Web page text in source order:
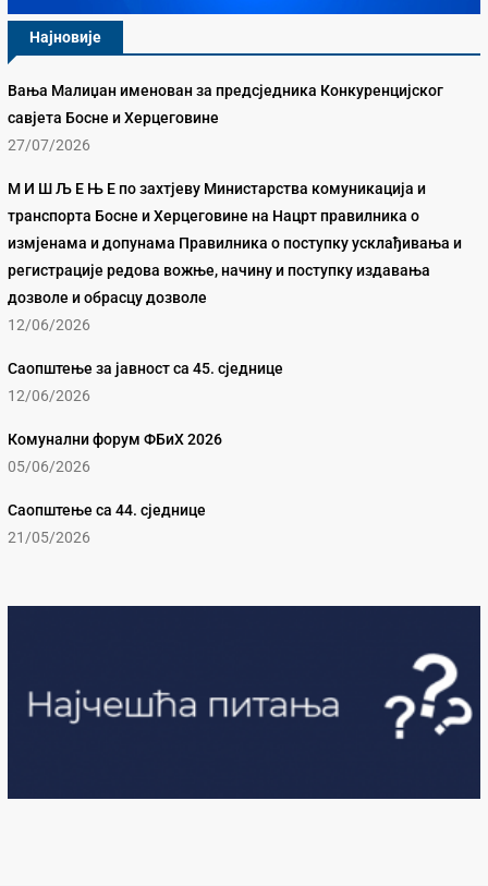
Најновије
Вања Малиџан именован за предсједника Конкуренцијског
савјета Босне и Херцеговине
27/07/2026
М И Ш Љ Е Њ Е по захтјеву Министарства комуникација и
транспорта Босне и Херцеговине на Нацрт правилника о
измјенама и допунама Правилника о поступку усклађивања и
регистрације редова вожње, начину и поступку издавања
дозволе и обрасцу дозволе
12/06/2026
Саопштење за јавност са 45. сједнице
12/06/2026
Комунални форум ФБиХ 2026
05/06/2026
Саопштење са 44. сједнице
21/05/2026